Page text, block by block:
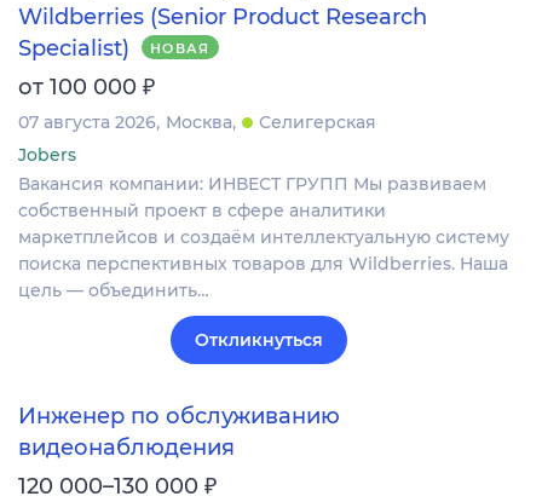
Wildberries (Senior Product Research
Specialist)
НОВАЯ
от 100 000 ₽
07 августа 2026 Москва
Селигерская
Jobers
Вакансия компании: ИНВЕСТ ГРУПП Мы развиваем
собственный проект в сфере аналитики
маркетплейсов и создаём интеллектуальную систему
поиска перспективных товаров для Wildberries. Наша
цель — объединить…
Откликнуться
Инженер по обслуживанию
видеонаблюдения
120 000–130 000 ₽